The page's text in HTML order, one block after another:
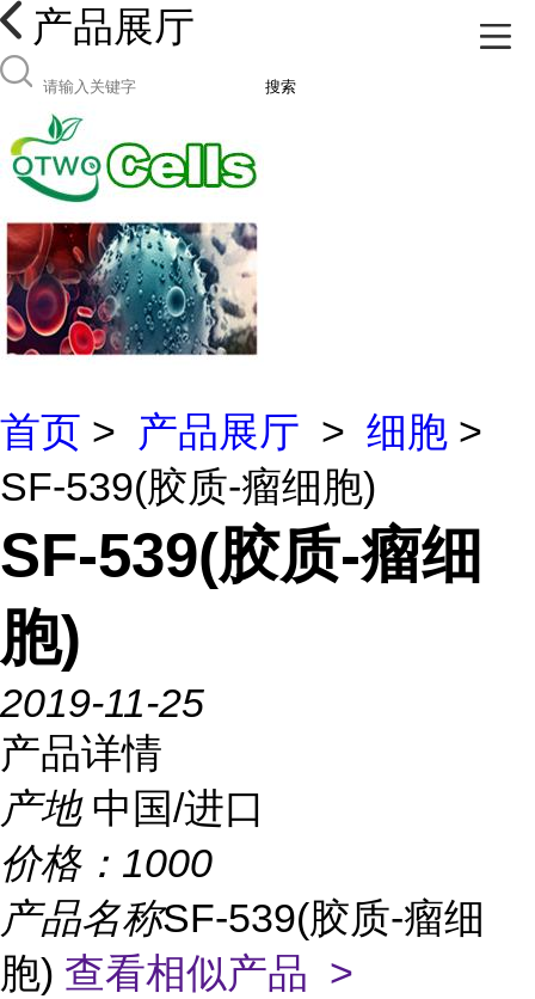
产品展厅
搜索
首页 > 产品展厅 > 细胞 >
SF-539(胶质-瘤细胞)
SF-539(胶质-瘤细
胞)
2019-11-25
产品详情
产地 中国/进口
价格： 1000
产品名称SF-539(胶质-瘤细
胞) 查看相似产品 >